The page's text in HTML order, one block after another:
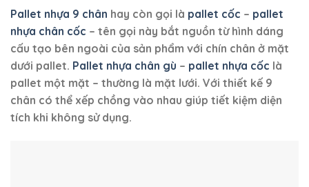
Pallet nhựa 9 chân hay còn gọi là pallet cốc – pallet
nhựa chân cốc – tên gọi này bắt nguồn từ hình dáng
cấu tạo bên ngoài của sản phẩm với chín chân ở mặt
dưới pallet. Pallet nhựa chân gù – pallet nhựa cốc là
pallet một mặt – thường là mặt lưới. Với thiết kế 9
chân có thể xếp chồng vào nhau giúp tiết kiệm diện
tích khi không sử dụng.